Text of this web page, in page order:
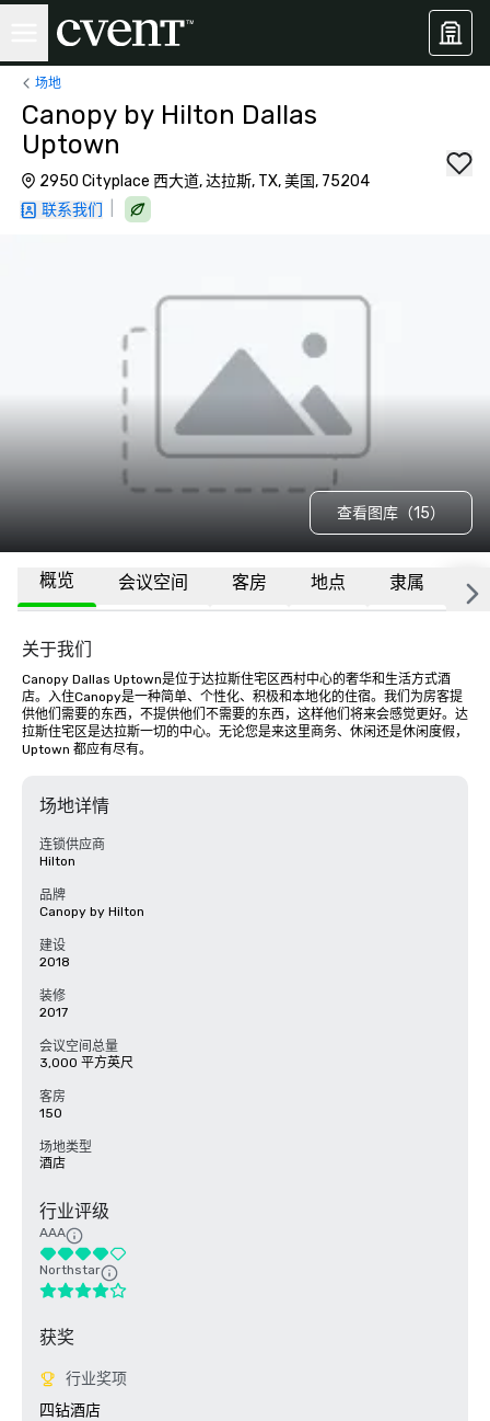
场地
Canopy by Hilton Dallas
Uptown
2950 Cityplace 西大道, 达拉斯, TX, 美国, 75204
联系我们
查看图库（15）
概览 会议空间 客房 地点 隶属 更
关于我们
Canopy Dallas Uptown是位于达拉斯住宅区西村中心的奢华和生活方式酒
店。入住Canopy是一种简单、个性化、积极和本地化的住宿。我们为房客提
供他们需要的东西，不提供他们不需要的东西，这样他们将来会感觉更好。达
拉斯住宅区是达拉斯一切的中心。无论您是来这里商务、休闲还是休闲度假，
Uptown 都应有尽有。
场地详情
连锁供应商
Hilton
品牌
Canopy by Hilton
建设
2018
装修
2017
会议空间总量
3,000 平方英尺
客房
150
场地类型
酒店
行业评级
AAA
Northstar
获奖
行业奖项
四钻酒店